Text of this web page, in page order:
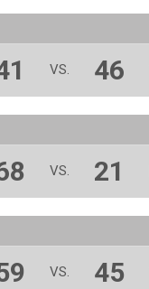
VS. 46
VS. 21
VS. 45